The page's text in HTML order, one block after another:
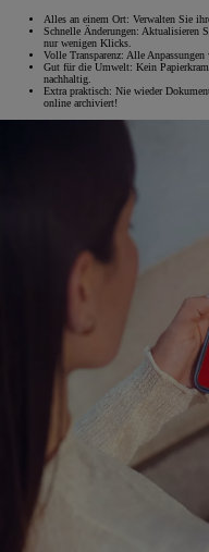
Alles an einem Ort: Verwalten Sie
Schnelle Änderungen: Aktualisieren
nur wenigen Klicks.
Volle Transparenz: Alle
Gut für die Umwelt: Kein
nachhaltig.
Extra praktisch: Nie wieder
online archiviert!